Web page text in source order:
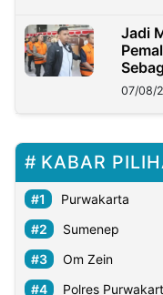
Jadi
07/08/
KABAR
Purwakarta
Sumenep
Om Zein
Polres